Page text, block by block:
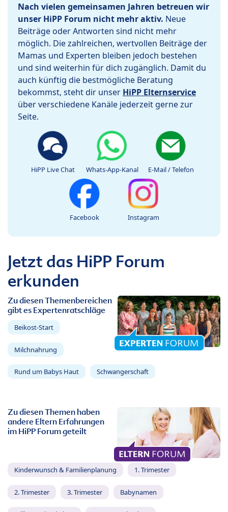
Nach vielen gemeinsamen Jahren betreuen wir
unser HiPP Forum nicht mehr aktiv. Neue
Beiträge oder Antworten sind nicht mehr
möglich. Die zahlreichen, wertvollen Beiträge der
Mamas und Experten bleiben jedoch bestehen
und sind weiterhin für dich zugänglich. Damit du
auch künftig die bestmögliche Beratung
bekommst, steht dir unser HiPP Elternservice
über verschiedene Kanäle jederzeit gerne zur
Seite.
HiPP Live Chat Whats-App-Kanal E-Mail / Telefon
Facebook Instagram
Jetzt das HiPP Forum
erkunden
Zu diesen Themenbereichen
gibt es Expertenratschläge
Beikost-Start
Milchnahrung
Rund um Babys Haut Schwangerschaft
Zu diesen Themen haben
andere Eltern Erfahrungen
im HiPP Forum geteilt
Kinderwunsch & Familienplanung 1. Trimester
2. Trimester 3. Trimester Babynamen